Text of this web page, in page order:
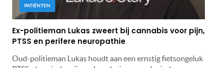
PATIËNTEN
Ex-politieman Lukas zweert bij cannabis voor pijn,
PTSS en perifere neuropathie
Oud-politieman Lukas houdt aan een ernstig fietsongeluk